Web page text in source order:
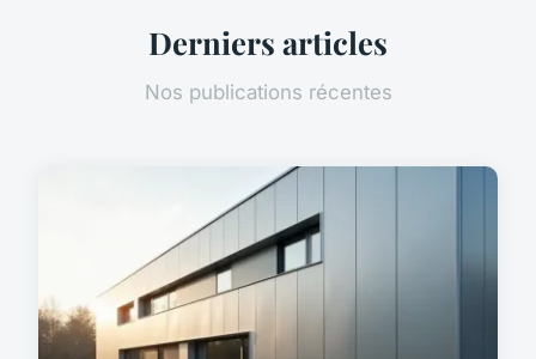
Derniers articles
Nos publications récentes